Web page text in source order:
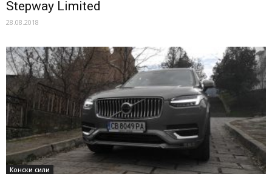
Stepway Limited
28.08.2018
Конски сили